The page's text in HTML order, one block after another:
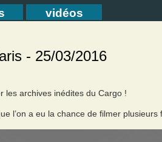
vidéos
- 25/03/2016
les archives inédites du Cargo !
l’on a eu la chance de filmer plusieurs